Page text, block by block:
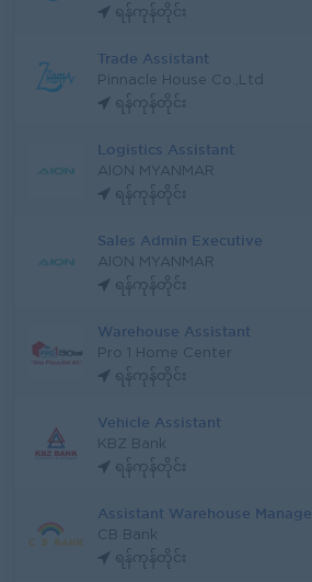
ရန်ကုန်တိုင်း
Trade Assistant
Pinnacle House Co.,Ltd
ရန်ကုန်တိုင်း
Logistics Assistant
AION MYANMAR
ရန်ကုန်တိုင်း
Sales Admin Executive
AION MYANMAR
ရန်ကုန်တိုင်း
Warehouse Assistant
Pro 1 Home Center
ရန်ကုန်တိုင်း
Vehicle Assistant
KBZ Bank
ရန်ကုန်တိုင်း
Assistant Warehouse
CB Bank
ရန်ကုန်တိုင်း